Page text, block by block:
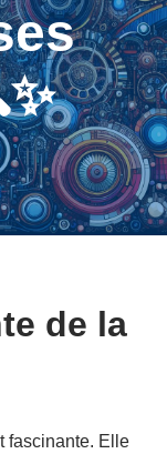
de la
fascinante. Elle